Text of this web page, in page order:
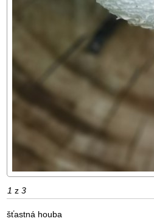
1 z 3
šťastná houba